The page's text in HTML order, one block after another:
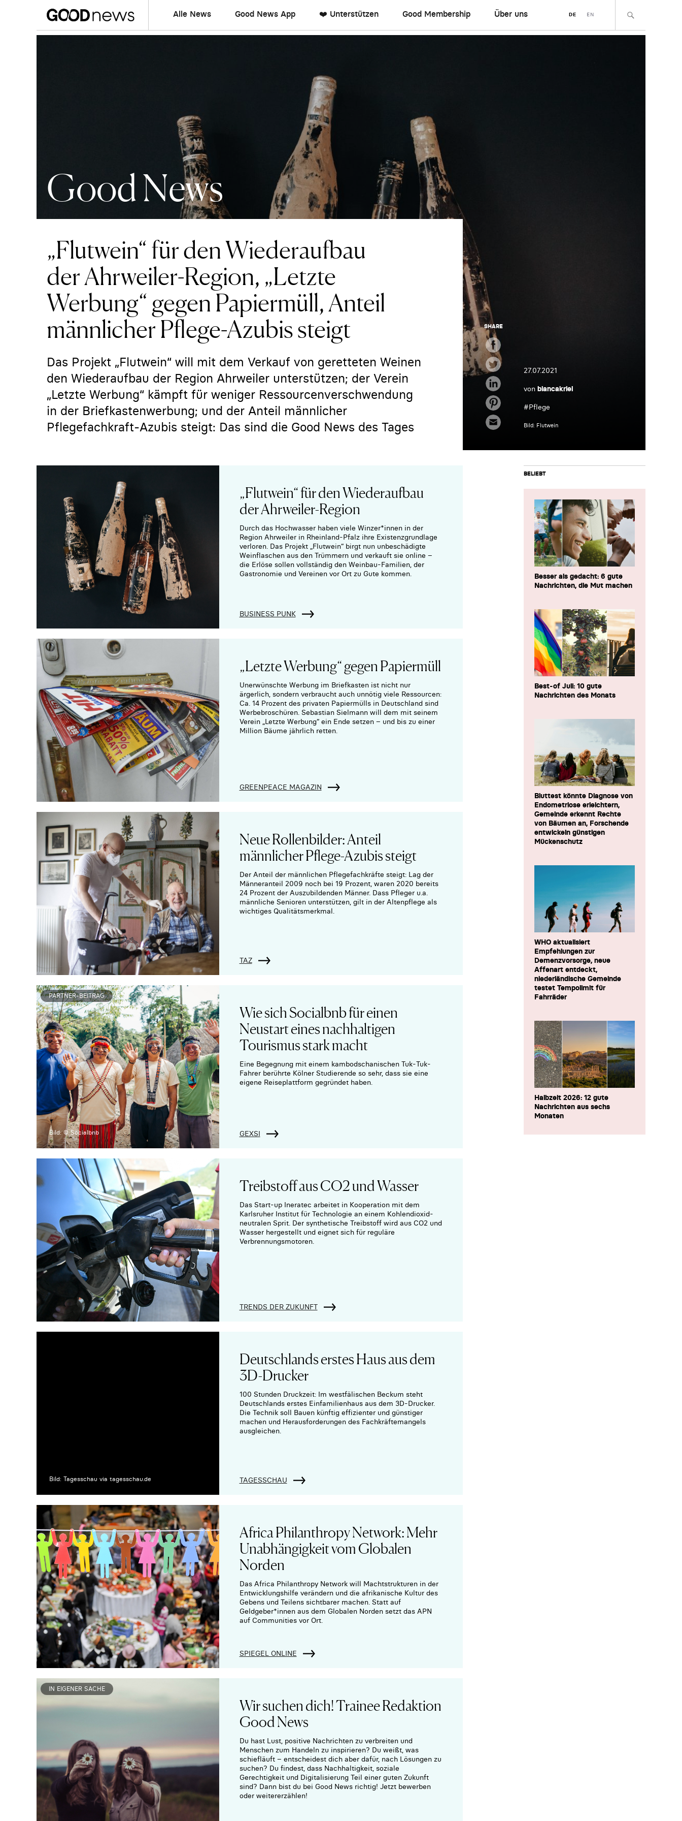
Alle News Good News App ❤️ Unterstützen Good Membership Über uns DE EN
Good News
„Flutwein“ für den Wiederaufbau
der Ahrweiler-Region, „Letzte
Werbung“ gegen Papiermüll, Anteil
männlicher Pflege-Azubis steigt
Das Projekt „Flutwein“ will mit dem Verkauf von geretteten Weinen
den Wiederaufbau der Region Ahrweiler unterstützen; der Verein
„Letzte Werbung“ kämpft für weniger Ressourcenverschwendung
in der Briefkastenwerbung; und der Anteil männlicher
Pflegefachkraft-Azubis steigt: Das sind die Good News des Tages
SHARE
27.07.2021
von biancakriel
#Pflege
Bild: Flutwein
„Flutwein“ für den Wiederaufbau
der Ahrweiler-Region
Durch das Hochwasser haben viele Winzer*innen in der
Region Ahrweiler in Rheinland-Pfalz ihre Existenzgrundlage
verloren. Das Projekt „Flutwein“ birgt nun unbeschädigte
Weinflaschen aus den Trümmern und verkauft sie online –
die Erlöse sollen vollständig den Weinbau-Familien, der
Gastronomie und Vereinen vor Ort zu Gute kommen.
BUSINESS PUNK
„Letzte Werbung“ gegen Papiermüll
Unerwünschte Werbung im Briefkasten ist nicht nur
ärgerlich, sondern verbraucht auch unnötig viele Ressourcen:
Ca. 14 Prozent des privaten Papiermülls in Deutschland sind
Werbebroschüren. Sebastian Sielmann will dem mit seinem
Verein „Letzte Werbung“ ein Ende setzen – und bis zu einer
Million Bäume jährlich retten.
GREENPEACE MAGAZIN
Neue Rollenbilder: Anteil
männlicher Pflege-Azubis steigt
Der Anteil der männlichen Pflegefachkräfte steigt: Lag der
Männeranteil 2009 noch bei 19 Prozent, waren 2020 bereits
24 Prozent der Auszubildenden Männer. Dass Pfleger u.a.
männliche Senioren unterstützen, gilt in der Altenpflege als
wichtiges Qualitätsmerkmal.
TAZ
PARTNER-BEITRAG
Bild: © Socialbnb
Wie sich Socialbnb für einen
Neustart eines nachhaltigen
Tourismus stark macht
Eine Begegnung mit einem kambodschanischen Tuk-Tuk-
Fahrer berührte Kölner Studierende so sehr, dass sie eine
eigene Reiseplattform gegründet haben.
GEXSI
Treibstoff aus CO2 und Wasser
Das Start-up Ineratec arbeitet in Kooperation mit dem
Karlsruher Institut für Technologie an einem Kohlendioxid-
neutralen Sprit. Der synthetische Treibstoff wird aus CO2 und
Wasser hergestellt und eignet sich für reguläre
Verbrennungsmotoren.
TRENDS DER ZUKUNFT
Bild: Tagesschau via tagesschau.de
Deutschlands erstes Haus aus dem
3D-Drucker
100 Stunden Druckzeit: Im westfälischen Beckum steht
Deutschlands erstes Einfamilienhaus aus dem 3D-Drucker.
Die Technik soll Bauen künftig effizienter und günstiger
machen und Herausforderungen des Fachkräftemangels
ausgleichen.
TAGESSCHAU
Africa Philanthropy Network: Mehr
Unabhängigkeit vom Globalen
Norden
Das Africa Philanthropy Network will Machtstrukturen in der
Entwicklungshilfe verändern und die afrikanische Kultur des
Gebens und Teilens sichtbarer machen. Statt auf
Geldgeber*innen aus dem Globalen Norden setzt das APN
auf Communities vor Ort.
SPIEGEL ONLINE
IN EIGENER SACHE
Wir suchen dich! Trainee Redaktion
Good News
Du hast Lust, positive Nachrichten zu verbreiten und
Menschen zum Handeln zu inspirieren? Du weißt, was
schiefläuft – entscheidest dich aber dafür, nach Lösungen zu
suchen? Du findest, dass Nachhaltigkeit, soziale
Gerechtigkeit und Digitalisierung Teil einer guten Zukunft
sind? Dann bist du bei Good News richtig! Jetzt bewerben
oder weitererzählen!
BELIEBT
Besser als gedacht: 6 gute
Nachrichten, die Mut machen
Best-of Juli: 10 gute
Nachrichten des Monats
Bluttest könnte Diagnose von
Endometriose erleichtern,
Gemeinde erkennt Rechte
von Bäumen an, Forschende
entwickeln günstigen
Mückenschutz
WHO aktualisiert
Empfehlungen zur
Demenzvorsorge, neue
Affenart entdeckt,
niederländische Gemeinde
testet Tempolimit für
Fahrräder
Halbzeit 2026: 12 gute
Nachrichten aus sechs
Monaten